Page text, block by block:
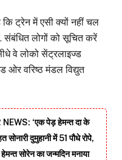
ट्रेन में एसी क्यों नहीं चल
संबंधित लोगों को सूचित करें
वे लोको सेंट्रलाइज्ड
ओर वरिष्ठ मंडल विद्युत
‘एक पेड़ हेमन्त दा के
सोनारी दुमुहानी में 51 पौधे रोपे,
सोरेन का जन्मदिन मनाया